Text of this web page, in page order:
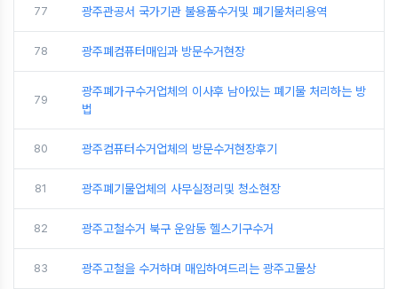
77 광주관공서 국가기관 불용품수거및 폐기물처리용역
78 광주폐컴퓨터매입과 방문수거현장
79
광주폐가구수거업체의 이사후 남아있는 폐기물 처리하는 방
법
80 광주컴퓨터수거업체의 방문수거현장후기
81 광주폐기물업체의 사무실정리및 청소현장
82 광주고철수거 북구 운암동 헬스기구수거
83 광주고철을 수거하며 매입하여드리는 광주고물상